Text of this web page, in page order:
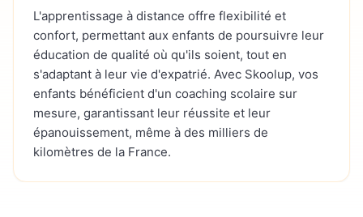
L'apprentissage à distance offre flexibilité et
confort, permettant aux enfants de poursuivre leur
éducation de qualité où qu'ils soient, tout en
s'adaptant à leur vie d'expatrié. Avec Skoolup, vos
enfants bénéficient d'un coaching scolaire sur
mesure, garantissant leur réussite et leur
épanouissement, même à des milliers de
kilomètres de la France.